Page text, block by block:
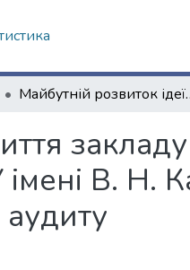
Майбутній розвиток ідеї відкриття закладу
В. Н.